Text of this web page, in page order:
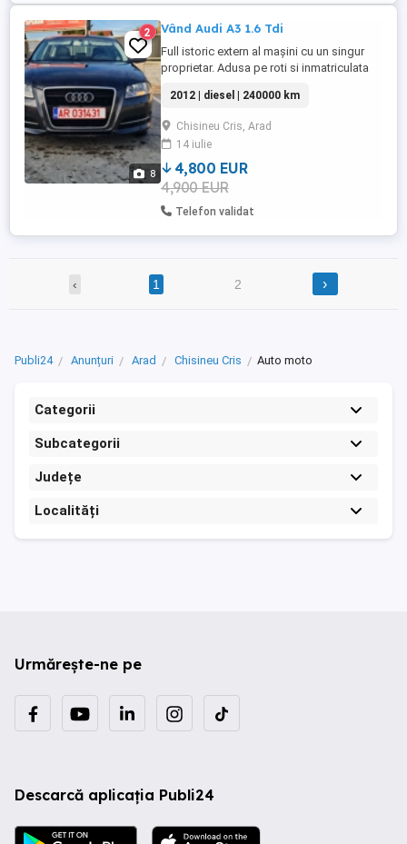
8
2 Vând Audi A3 1.6 Tdi
Full istoric extern al mașini cu un singur
proprietar. Adusa pe roti si inmatriculata
Computer de bord Volan piele Geamuri
electrice fata spate Oglinzi electrice
,încălzite și cu sistem antiorbire Volan
reglabil Pilot automat Abs esp asr
Inchidere centralizata ...
2012 | diesel | 240000 km
Chisineu Cris, Arad
14 iulie
4,800 EUR
4,900 EUR
Telefon validat
‹ 1 2 ›
Publi24 Anunțuri Arad Chisineu Cris Auto moto
Categorii
Subcategorii
Județe
Localități
Urmărește-ne pe
Descarcă aplicația Publi24